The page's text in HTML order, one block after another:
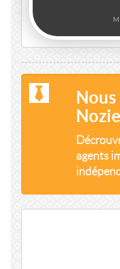
agents